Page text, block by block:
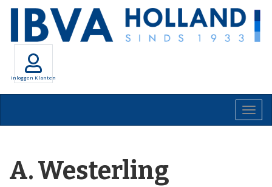
Inloggen Klanten
A. Westerling